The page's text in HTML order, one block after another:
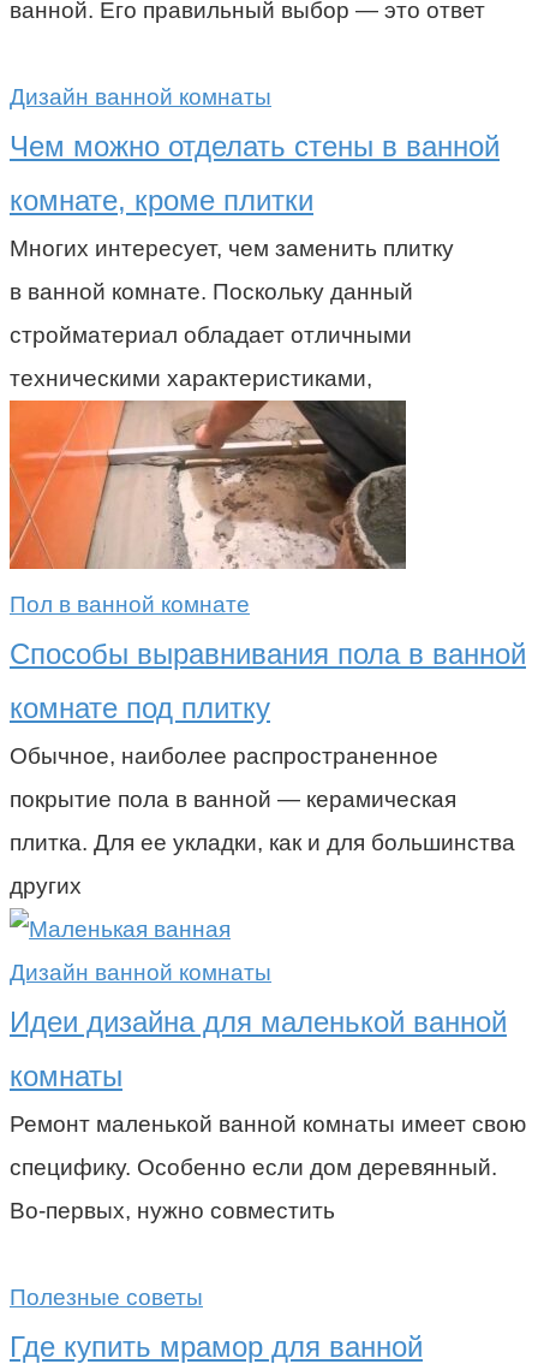
ванной. Его правильный выбор — это ответ
Дизайн ванной комнаты
Чем можно отделать стены в ванной
комнате, кроме плитки
Многих интересует, чем заменить плитку
в ванной комнате. Поскольку данный
стройматериал обладает отличными
техническими характеристиками,
Пол в ванной комнате
Способы выравнивания пола в ванной
комнате под плитку
Обычное, наиболее распространенное
покрытие пола в ванной — керамическая
плитка. Для ее укладки, как и для большинства
других
Дизайн ванной комнаты
Идеи дизайна для маленькой ванной
комнаты
Ремонт маленькой ванной комнаты имеет свою
специфику. Особенно если дом деревянный.
Во-первых, нужно совместить
Полезные советы
Где купить мрамор для ванной